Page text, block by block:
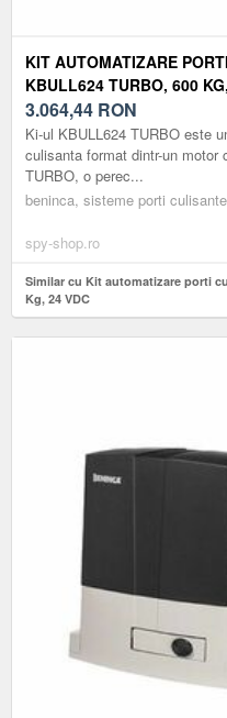
KIT AUTOMATIZARE
KBULL624 TURBO, 600
3.064,44 RON
Ki-ul KBULL624 TURBO este
culisanta format dintr-un motor
TURBO, o perec...
beninca, sisteme porti culisante
spy-shop.ro
Similar cu Kit automatizare porti
Kg, 24 VDC